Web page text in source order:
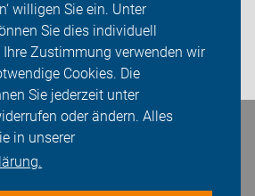
willigen Sie ein. Unter
Sie dies individuell
Ihre Zustimmung verwenden wir
Cookies. Die
Sie jederzeit unter
oder ändern. Alles
in unserer